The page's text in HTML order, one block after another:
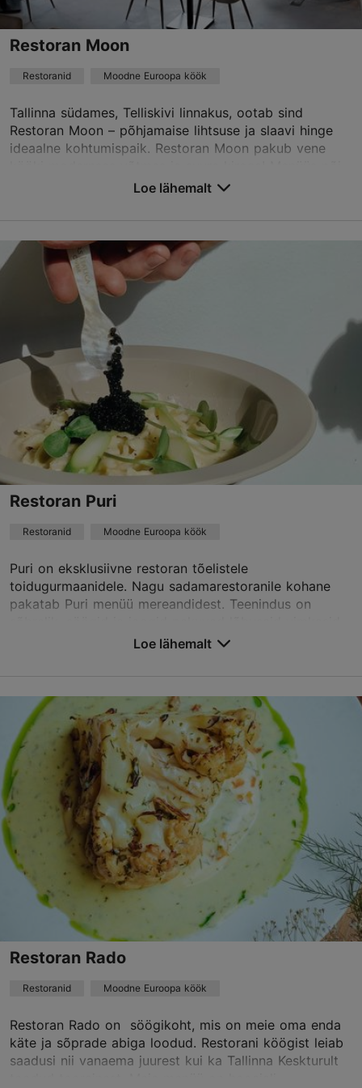
Best Restaurants
TripAdvisor Traveler hinnang
põhineb 18 hinnangul
Restoran Moon
Restoranid Moodne Euroopa köök
Tallinna südames, Telliskivi linnakus, ootab sind
Restoran Moon – põhjamaise lihtsuse ja slaavi hinge
ideaalne kohtumispaik. Restoran Moon pakub vene
Telliskivi tn 60/4, Tallinn
Kalamaja & Pelgulinn
01.01–31.12
E – N 12:00–23:00
R – L 12:00–00:00
P 13:00–21:00
Loe lähemalt
Restoranid, Moodne Euroopa köök, Vene
Loe lähemalt
moon@restoranmoon.ee
+372 6314575
Best Restaurants
TripAdvisor Traveler hinnang
põhineb1180 hinnangul
Loe lähemalt
Restoran Puri
Restoranid Moodne Euroopa köök
Puri on eksklusiivne restoran tõelistele
toidugurmaanidele. Nagu sadamarestoranile kohane
pakatab Puri menüü mereandidest. Teenindus on
Nooda tee 8, Tallinn
Rocca al Mare
01.01–31.12
K – R 17:00–00:00
L 12:00–00:00
P 12:00–21:00
Loe lähemalt
Restoranid, Moodne Euroopa köök, Mereannid
Loe lähemalt
info@puriresto.ee
+372 5371 1111
Best Restaurants
Broneeri
TripAdvisor Traveler hinnang
Loe lähemalt
Restoran Rado
Restoranid Moodne Euroopa köök
Restoran Rado on söögikoht, mis on meie oma enda
käte ja sõprade abiga loodud. Restorani köögist leiab
saadusi nii vanaema juurest kui ka Tallinna Keskturult